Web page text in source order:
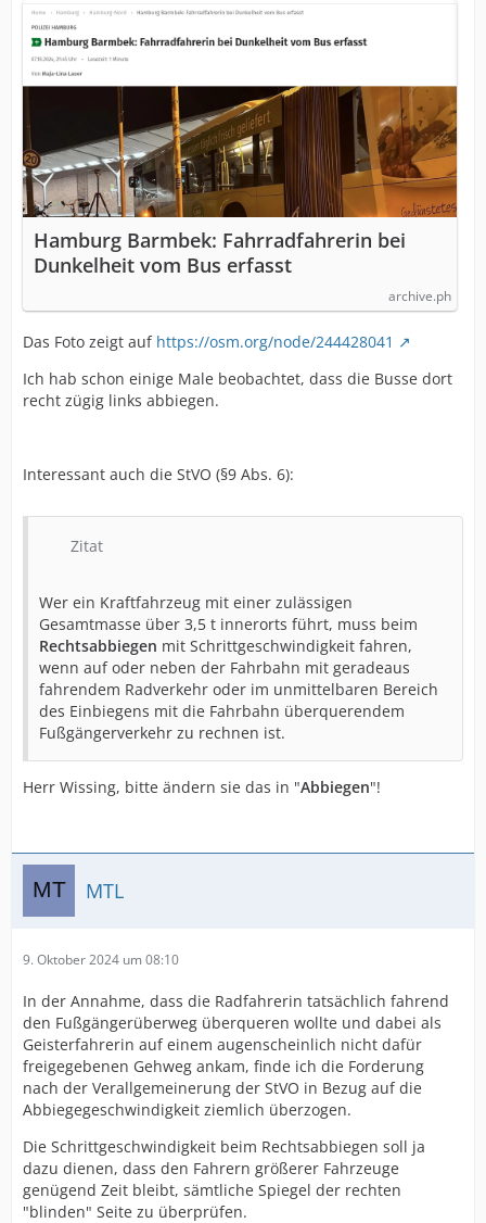
Hamburg Barmbek: Fahrradfahrerin bei
Dunkelheit vom Bus erfasst
archive.ph
Das Foto zeigt auf https://osm.org/node/244428041
Ich hab schon einige Male beobachtet, dass die Busse dort
recht zügig links abbiegen.
Interessant auch die StVO (§9 Abs. 6):
Zitat
Wer ein Kraftfahrzeug mit einer zulässigen
Gesamtmasse über 3,5 t innerorts führt, muss beim
Rechtsabbiegen mit Schrittgeschwindigkeit fahren,
wenn auf oder neben der Fahrbahn mit geradeaus
fahrendem Radverkehr oder im unmittelbaren Bereich
des Einbiegens mit die Fahrbahn überquerendem
Fußgängerverkehr zu rechnen ist.
Herr Wissing, bitte ändern sie das in "Abbiegen"!
MTL
9. Oktober 2024 um 08:10
In der Annahme, dass die Radfahrerin tatsächlich fahrend
den Fußgängerüberweg überqueren wollte und dabei als
Geisterfahrerin auf einem augenscheinlich nicht dafür
freigegebenen Gehweg ankam, finde ich die Forderung
nach der Verallgemeinerung der StVO in Bezug auf die
Abbiegegeschwindigkeit ziemlich überzogen.
Die Schrittgeschwindigkeit beim Rechtsabbiegen soll ja
dazu dienen, dass den Fahrern größerer Fahrzeuge
genügend Zeit bleibt, sämtliche Spiegel der rechten
"blinden" Seite zu überprüfen.